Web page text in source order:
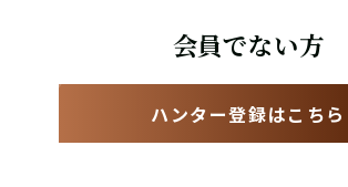
会員でない方
ハンター登録はこちら